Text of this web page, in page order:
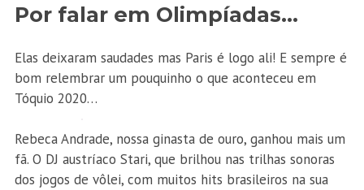
Por falar em Olimpíadas…
Elas deixaram saudades mas Paris é logo ali! E sempre é
bom relembrar um pouquinho o que aconteceu em
Tóquio 2020…
Rebeca Andrade, nossa ginasta de ouro, ganhou mais um
fã. O DJ austríaco Stari, que brilhou nas trilhas sonoras
dos jogos de vôlei, com muitos hits brasileiros na sua